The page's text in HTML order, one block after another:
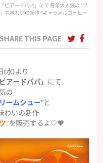
ビアードパパ」にて 毎年大人気の “プ
な味わいの新作 “キャラメルコーヒー
SHARE THIS PAGE
(水)より
アードパパ」 にて
の
ームシュー”と
わいの新作
”を販売するよ🤍🧡